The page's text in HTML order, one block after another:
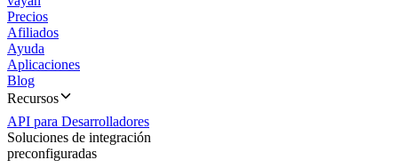
Precios
Afiliados
Ayuda
Aplicaciones
Blog
Recursos
API para Desarrolladores
Soluciones de integración
preconfiguradas